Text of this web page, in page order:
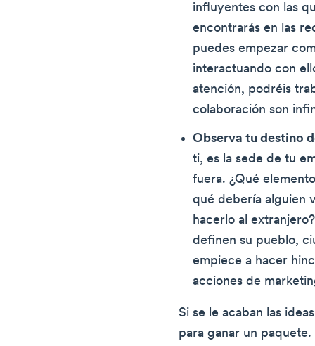
influyentes con las
encontrarás en las
puedes empezar
interactuando con
atención, podréis
colaboración son
Observa tu destino
ti, es la sede de tu
fuera. ¿Qué
qué debería alguien
hacerlo al
definen su pueblo,
empiece a hacer
acciones de
Si se le acaban las
para ganar un paquete.